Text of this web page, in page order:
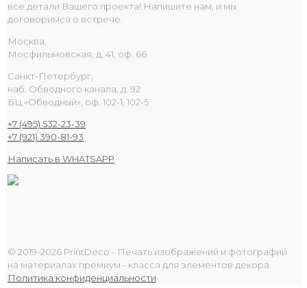
все детали Вашего проекта! Напишите нам, и мы
договоримся о встрече.
Москва,
Мосфильмовская, д. 41, оф. 66
Санкт-Петербург,
наб. Обводного канала, д. 92
БЦ «Обводный», оф. 102-1, 102-5
+7 (495) 532-23-39
+7 (921) 390-81-93
Написать в WHATSAPP
© 2019-2026 PrintDeco - Печать изображений и фотографий
на материалах премиум - класса для элементов декора.
Политика конфиденциальности